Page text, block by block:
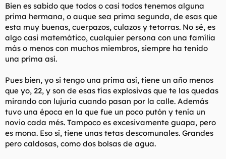
d
e
l
t
e
a
i
c
i
o
Bien es sabido que todos o casi todos tenemos alguna
prima hermana, o auque sea prima segunda, de esas que
esta muy buenas, cuerpazos, culazos y tetorras. No sé, es
algo casi matemático, cualquier persona con una família
más o menos con muchos miembros, siempre ha tenido
una prima así.
Pues bien, yo si tengo una prima así, tiene un año menos
que yo, 22, y son de esas tías explosivas que te las quedas
mirando con lujuria cuando pasan por la calle. Además
tuvo una época en la que fue un poco putón y tenía un
novio cada més. Tampoco es excesivamente guapa, pero
es mona. Eso sí, tiene unas tetas descomunales. Grandes
pero caldosas, como dos bolsas de agua.